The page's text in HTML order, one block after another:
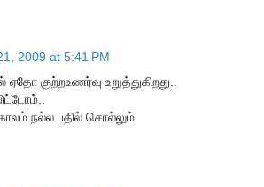
2009 at 5:41 PM
குற்றஉணர்வு உறுத்துகிறது..
நல்ல பதில் சொல்லும்